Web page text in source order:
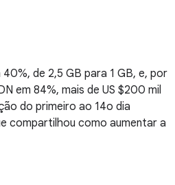
de 2,5 GB para 1 GB, e, por
em 84%, mais de US $200 mil
do primeiro ao 14o dia
compartilhou como aumentar a